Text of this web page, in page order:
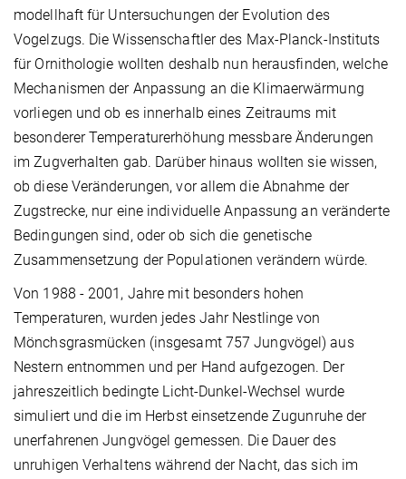
modellhaft für Untersuchungen der Evolution des
Vogelzugs. Die Wissenschaftler des Max-Planck-Instituts
für Ornithologie wollten deshalb nun herausfinden, welche
Mechanismen der Anpassung an die Klimaerwärmung
vorliegen und ob es innerhalb eines Zeitraums mit
besonderer Temperaturerhöhung messbare Änderungen
im Zugverhalten gab. Darüber hinaus wollten sie wissen,
ob diese Veränderungen, vor allem die Abnahme der
Zugstrecke, nur eine individuelle Anpassung an veränderte
Bedingungen sind, oder ob sich die genetische
Zusammensetzung der Populationen verändern würde.
Von 1988 - 2001, Jahre mit besonders hohen
Temperaturen, wurden jedes Jahr Nestlinge von
Mönchsgrasmücken (insgesamt 757 Jungvögel) aus
Nestern entnommen und per Hand aufgezogen. Der
jahreszeitlich bedingte Licht-Dunkel-Wechsel wurde
simuliert und die im Herbst einsetzende Zugunruhe der
unerfahrenen Jungvögel gemessen. Die Dauer des
unruhigen Verhaltens während der Nacht, das sich im